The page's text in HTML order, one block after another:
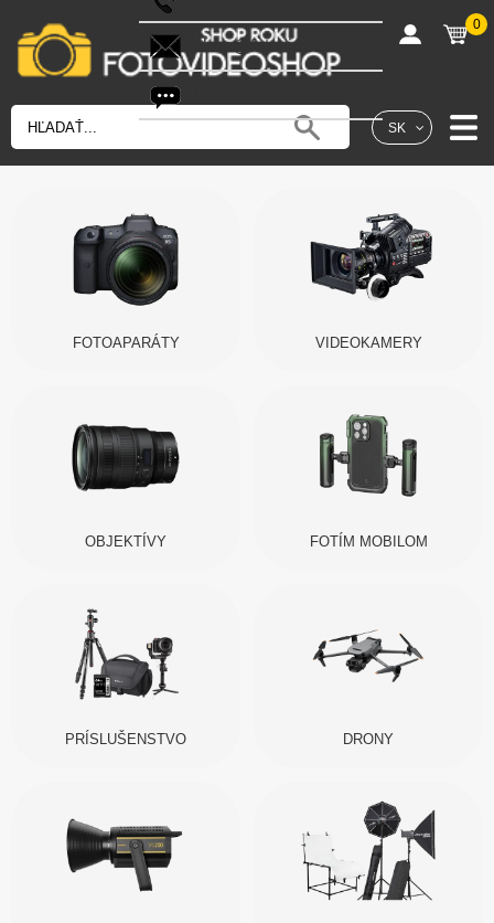
SK
shop@fotovideoshop.sk
0
FOTOAPARÁTY VIDEOKAMERY
OBJEKTÍVY FOTÍM MOBILOM
PRÍSLUŠENSTVO DRONY